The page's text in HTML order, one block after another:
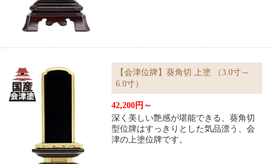
【会津位牌】葵角切 上塗 （3.0寸～
6.0寸）
42,200円～
深く美しい艶感が堪能できる、葵角切
型位牌はすっきりとした気品漂う、会
津の上塗位牌です。